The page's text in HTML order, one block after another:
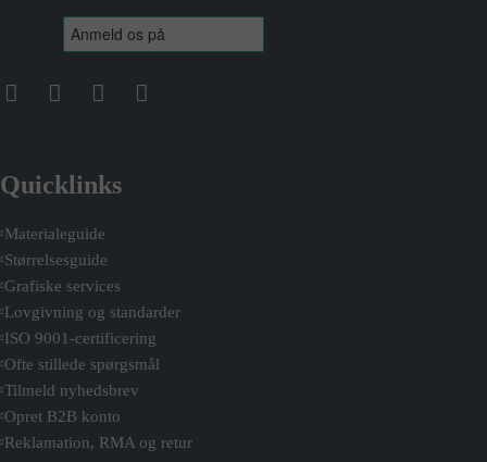
Quicklinks
Materialeguide
Størrelsesguide
Grafiske services
Lovgivning og standarder
ISO 9001-certificering
Ofte stillede spørgsmål
Tilmeld nyhedsbrev
Opret B2B konto
Reklamation, RMA og retur